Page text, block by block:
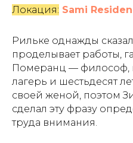
Локация: Sami
Рильке однажды
проделывает работы,
Померанц —
лагерь и шестьдесят
своей женой, поэтом
сделал эту фразу
труда внимания.